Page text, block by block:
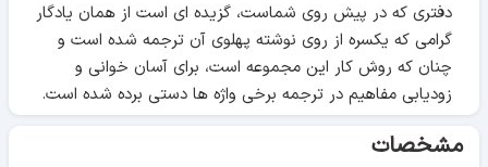
دفتری که در پیش روی شماست، گزیده ای است از همان یادگار
گرامی که یکسره از روی نوشته پهلوی آن ترجمه شده است و
چنان که روش کار این مجموعه است، برای آسان خوانی و
زودیابی مفاهیم در ترجمه برخی واژه ها دستی برده شده است.
مشخصات